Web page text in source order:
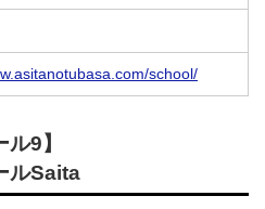
school/
9】
ルSaita